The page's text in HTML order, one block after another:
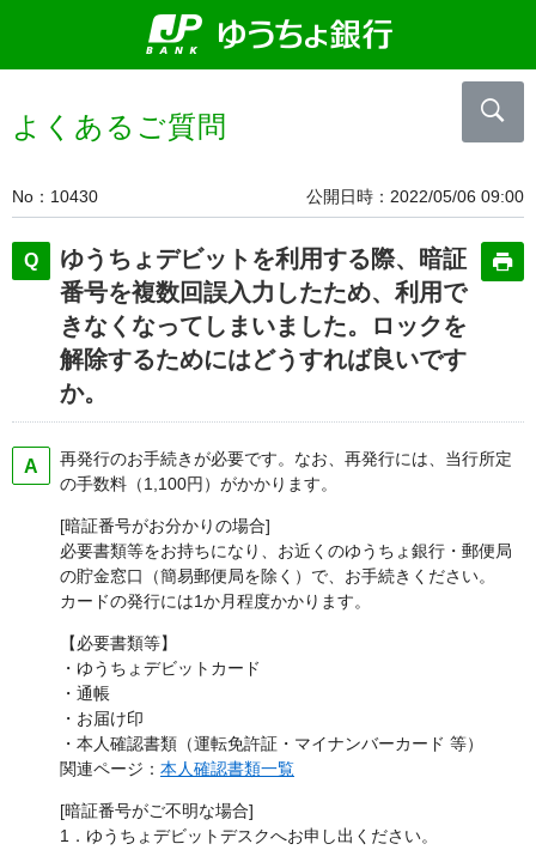
よくあるご質問
No 10430 公開日時 2022/05/06 09:00
ゆうちょデビットを利用する際、暗証
番号を複数回誤入力したため、利用で
きなくなってしまいました。ロックを
解除するためにはどうすれば良いです
か。
再発行のお手続きが必要です。なお、再発行には、当行所定
の手数料（1,100円）がかかります。
[暗証番号がお分かりの場合]
必要書類等をお持ちになり、お近くのゆうちょ銀行・郵便局
の貯金窓口（簡易郵便局を除く）で、お手続きください。
カードの発行には1か月程度かかります。
【必要書類等】
・ゆうちょデビットカード
・通帳
・お届け印
・本人確認書類（運転免許証・マイナンバーカード 等）
関連ページ： 本人確認書類一覧
[暗証番号がご不明な場合]
1．ゆうちょデビットデスクへお申し出ください。